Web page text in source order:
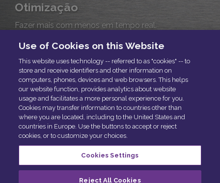
Otimização
Fazer mais com menos em tempo real.
Diversificação
Soluções 360 para a gestão de riscos e ativos Auto
e outros.
Inovar
Inovamos mas não nos conformamos. Repensamos
constantemente soluções.
© Solera 2025Cookie Preferences
Use of Cookies on this Website
This website uses technology -- referred to as "cookies" -- to
store and receive identifiers and other information on
computers, phones, devices and web browsers. This helps
our website function, provides analytics about website
usage and facilitates a more personal experience for you.
Cookies may transfer information to countries other than
where you are located, including to the United States and
countries in Europe. Use the buttons to accept or reject
cookies, or to customize your choices.
Cookies Settings
Reject All Cookies